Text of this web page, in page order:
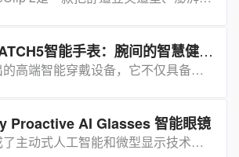
华为 WATCH5智能手表：腕间的智慧健康管家
华为推出的高端智能穿戴设备，它不仅具备时尚的外观设计，还集成了强大的健康监测、运动记录、智能交互等多种功能，为用户提供全方位的健康管理与便捷生活体验。
Proactive AI Glasses 智能眼镜
一款集成了主动式人工智能和微型显示技术的智能眼镜，能够在不干扰用户主要视线的情况下提供信息和辅助功能。